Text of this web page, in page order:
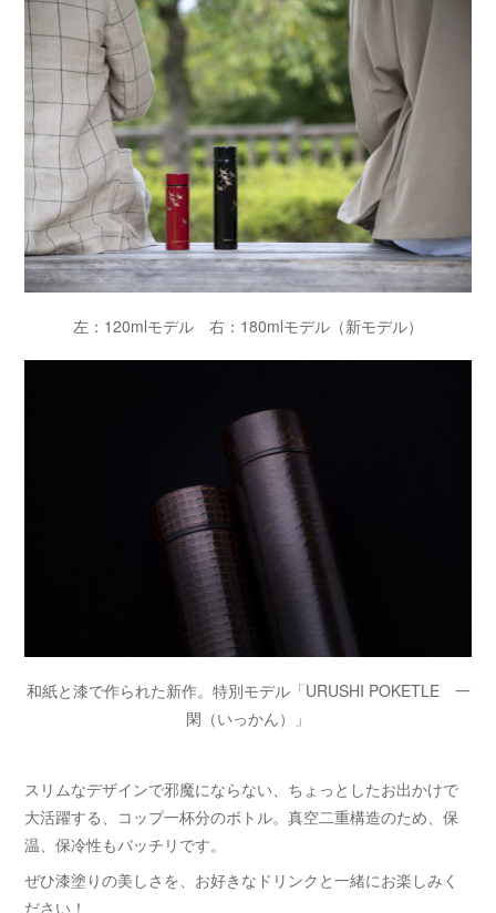
左：120mlモデル 右：180mlモデル（新モデル）
和紙と漆で作られた新作。特別モデル「URUSHI POKETLE 一
閑（いっかん）」
スリムなデザインで邪魔にならない、ちょっとしたお出かけで
大活躍する、コップ一杯分のボトル。真空二重構造のため、保
温、保冷性もバッチリです。
ぜひ漆塗りの美しさを、お好きなドリンクと一緒にお楽しみく
ださい！